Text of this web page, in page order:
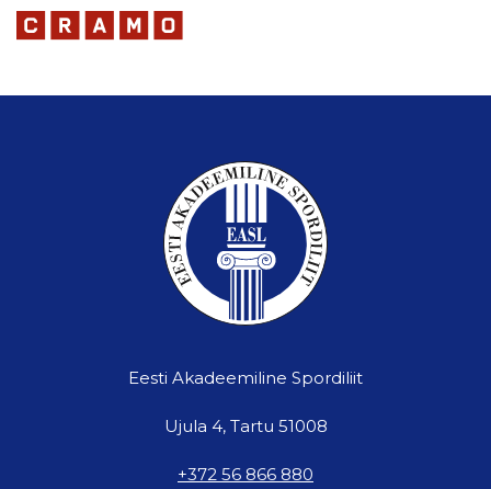
Eesti Akadeemiline Spordiliit
Ujula 4, Tartu 51008
+372 56 866 880